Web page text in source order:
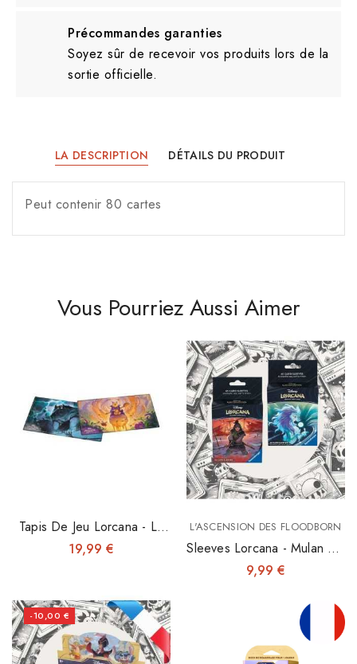
Précommandes garanties
Soyez sûr de recevoir vos produits lors de la
sortie officielle.
LA DESCRIPTION DÉTAILS DU PRODUIT
Peut contenir 80 cartes
Vous Pourriez Aussi Aimer
Tapis De Jeu Lorcana - La
Bête Ou Winnie
19,99 €
L'ASCENSION DES FLOODBORN
Sleeves Lorcana - Mulan Ou
Sisu
9,99 €
-10,00 €